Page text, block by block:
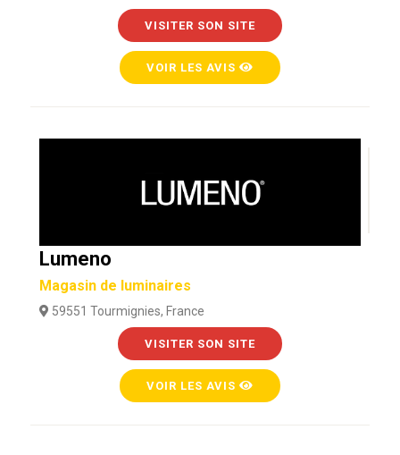
VISITER SON SITE
VOIR LES AVIS
Lumeno
Magasin de luminaires
59551 Tourmignies, France
VISITER SON SITE
VOIR LES AVIS